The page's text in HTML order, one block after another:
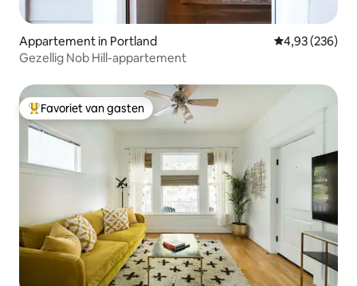
Appartement in Portland Gemiddelde
4,93 (236)
Gezellig Nob Hill-appartement
Topfavoriet van gasten
Favoriet van gasten